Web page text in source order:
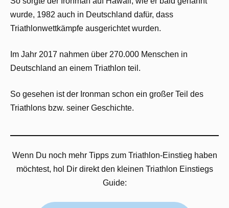
wurde, 1982 auch in Deutschland dafür, dass
Triathlonwettkämpfe ausgerichtet wurden.
Im Jahr 2017 nahmen über 270.000 Menschen in
Deutschland an einem Triathlon teil.
So gesehen ist der Ironman schon ein großer Teil des
Triathlons bzw. seiner Geschichte.
Wenn Du noch mehr Tipps zum Triathlon-Einstieg haben
möchtest, hol Dir direkt den kleinen Triathlon Einstiegs
Guide: